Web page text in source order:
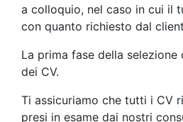
a colloquio, nel caso in cui il
con quanto richiesto dal
La prima fase della selezione
dei CV.
Ti assicuriamo che tutti i CV
presi in esame dai nostri